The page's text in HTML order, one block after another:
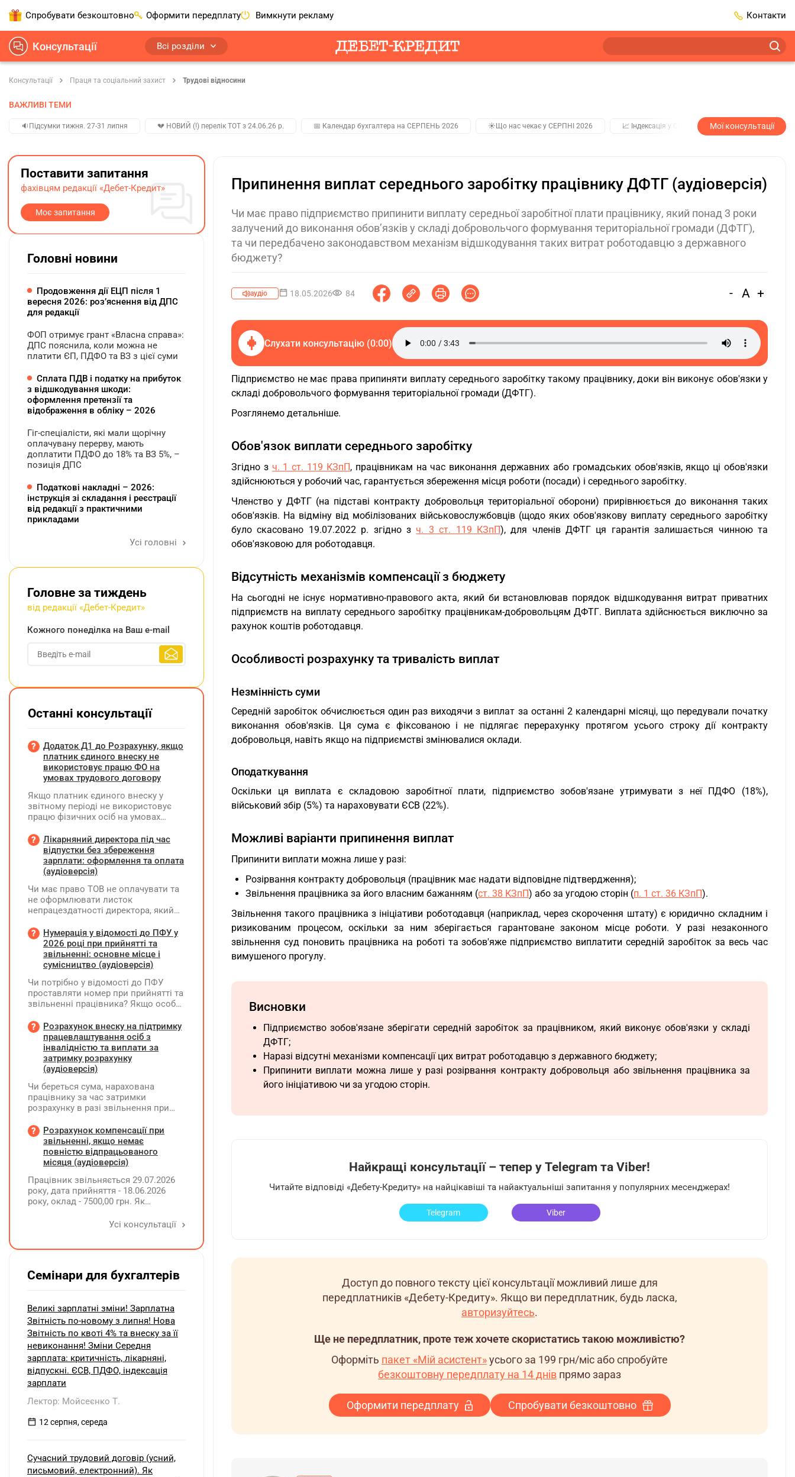
Спробувати безкоштовно Оформити передплату Вимкнути рекламу Контакти
Консультації Всі розділи
Консультації Праця та соціальний захист Трудові відносини
ВАЖЛИВІ ТЕМИ
🔉Підсумки тижня. 27-31 липня 💔 НОВИЙ (!) перелік ТОТ з 24.06.26 р. 📅 Календар бухгалтера на СЕРПЕНЬ 2026 ☀️Що нас чекає у СЕРПНІ 2026 📈 Індексація у СЕРПНІ 2️⃣0️⃣2️⃣7️⃣ Усі
Мої консультації
Припинення виплат середнього заробітку працівнику ДФТГ (аудіоверсія)
Чи має право підприємство припинити виплату середньої заробітної плати працівнику, який понад 3 роки
залучений до виконання обов’язків у складі добровольчого формування територіальної громади (ДФТГ),
та чи передбачено законодавством механізм відшкодування таких витрат роботодавцю з державного
бюджету?
аудіо 18.05.2026 84 - A +
Слухати консультацію (0:00)
Підприємство не має права припиняти виплату середнього заробітку такому працівнику, доки він виконує обов'язки у
складі добровольчого формування територіальної громади (ДФТГ).
Розглянемо детальніше.
Обов'язок виплати середнього заробітку
Згідно з ч. 1 ст. 119 КЗпП, працівникам на час виконання державних або громадських обов'язків, якщо ці обов'язки
здійснюються у робочий час, гарантується збереження місця роботи (посади) і середнього заробітку.
Членство у ДФТГ (на підставі контракту добровольця територіальної оборони) прирівнюється до виконання таких
обов'язків. На відміну від мобілізованих військовослужбовців (щодо яких обов'язкову виплату середнього заробітку
було скасовано 19.07.2022 р. згідно зч. 3 ст. 119 КЗпП), для членів ДФТГ ця гарантія залишається чинною та
обов'язковою для роботодавця.
Відсутність механізмів компенсації з бюджету
На сьогодні не існує нормативно-правового акта, який би встановлював порядок відшкодування витрат приватних
підприємств на виплату середнього заробітку працівникам-добровольцям ДФТГ. Виплата здійснюється виключно за
рахунок коштів роботодавця.
Особливості розрахунку та тривалість виплат
Незмінність суми
Середній заробіток обчислюється один раз виходячи з виплат за останні 2 календарні місяці, що передували початку
виконання обов'язків. Ця сума є фіксованою і не підлягає перерахунку протягом усього строку дії контракту
добровольця, навіть якщо на підприємстві змінювалися оклади.
Оподаткування
Оскільки ця виплата є складовою заробітної плати, підприємство зобов'язане утримувати з неї ПДФО (18%),
військовий збір (5%) та нараховувати ЄСВ (22%).
Можливі варіанти припинення виплат
Припинити виплати можна лише у разі:
Розірвання контракту добровольця (працівник має надати відповідне підтвердження);
Звільнення працівника за його власним бажанням (ст. 38 КЗпП) або за угодою сторін (п. 1 ст. 36 КЗпП).
Звільнення такого працівника з ініціативи роботодавця (наприклад, через скорочення штату) є юридично складним і
ризикованим процесом, оскільки за ним зберігається гарантоване законом місце роботи. У разі незаконного
звільнення суд поновить працівника на роботі та зобов'яже підприємство виплатити середній заробіток за весь час
вимушеного прогулу.
Висновки
Підприємство зобов'язане зберігати середній заробіток за працівником, який виконує обов'язки у складі
ДФТГ;
Наразі відсутні механізми компенсації цих витрат роботодавцю з державного бюджету;
Припинити виплати можна лише у разі розірвання контракту добровольця або звільнення працівника за
його ініціативою чи за угодою сторін.
Найкращі консультації – тепер у Telegram та Viber!
Читайте відповіді «Дебету-Кредиту» на найцікавіші та найактуальніші запитання у популярних месенджерах!
Telegram Viber
Доступ до повного тексту цієї консультації можливий лише для
передплатників «Дебету-Кредиту». Якщо ви передплатник, будь ласка,
авторизуйтесь.
Ще не передплатник, проте теж хочете скористатись такою можливістю?
Оформіть пакет «Мій асистент»усього за 199 грн/міс або спробуйте
безкоштовну передплату на 14 днів прямо зараз
Оформити передплату Спробувати безкоштовно
Поставити запитання
фахівцям редакції «Дебет-Кредит»
Моє запитання
Головні новини
Продовження дії ЕЦП після 1
вересня 2026: розʼяснення від ДПС
для редакції
ФОП отримує грант «Власна справа»:
ДПС пояснила, коли можна не
платити ЄП, ПДФО та ВЗ з цієї суми
Сплата ПДВ і податку на прибуток
з відшкодування шкоди:
оформлення претензії та
відображення в обліку – 2026
Гіг-спеціалісти, які мали щорічну
оплачувану перерву, мають
доплатити ПДФО до 18% та ВЗ 5%, –
позиція ДПС
Податкові накладні – 2026:
інструкція зі складання і реєстрації
від редакції з практичними
прикладами
Усі головні
Головне за тиждень
від редакції «Дебет-Кредит»
Кожного понеділка на Ваш e-mail
Останні консультації
Додаток Д1 до Розрахунку, якщо
платник єдиного внеску не
використовує працю ФО на
умовах трудового договору
Якщо платник єдиного внеску у
звітному періоді не використовує
працю фізичних осіб на умовах
на інших умовах, передбачених
законодавством, Додаток Д1/
Додаток ФІЗ-Д1 за відповідний
період не подається
Лікарняний директора під час
відпустки без збереження
зарплати: оформлення та оплата
(аудіоверсія)
Чи має право ТОВ не оплачувати та
не оформлювати листок
непрацездатності директора, який
збереження заробітної плати під час
призупинення діяльності
підприємства?
Нумерація у відомості до ПФУ у
2026 році при прийнятті та
звільненні: основне місце і
сумісництво (аудіоверсія)
Чи потрібно у відомості до ПФУ
проставляти номер при прийнятті та
звільненні працівника? Якщо особа
місцем роботи та за сумісництвом,
чи рахується це як два роботодавці?
Розрахунок внеску на підтримку
працевлаштування осіб з
інвалідністю та виплати за
затримку розрахунку
(аудіоверсія)
Чи береться сума, нарахована
працівнику за час затримки
розрахунку в разі звільнення при
заробітної плати (винагороди), для
розрахунку внеску на підтримку
працевлаштування осіб з
інвалідністю?
Розрахунок компенсації при
звільненні, якщо немає
повністю відпрацьованого
місяця (аудіоверсія)
Працівник звільняється 29.07.2026
року, дата прийняття - 18.06.2026
року, оклад - 7500,00 грн. Як
невикористаних днів відпустки при
Усі консультації
Семінари для бухгалтерів
Великі зарплатні зміни! Зарплатна
Звітність по-новому з липня! Нова
Звітність по квоті 4% та внеску за її
невиконання! Зміни Середня
зарплата: критичність, лікарняні,
відпускні. ЄСВ, ПДФО, індексація
зарплати
Лектор: Мойсеєнко Т.
12 серпня, середа
Сучасний трудовий договір (усний,
письмовий, електронний). Як